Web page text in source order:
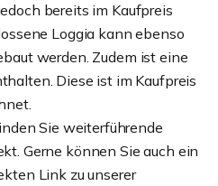
bereits im Kaufpreis
Loggia kann ebenso
werden. Zudem ist eine
Diese ist im Kaufpreis
Sie weiterführende
Gerne können Sie auch ein
Link zu unserer